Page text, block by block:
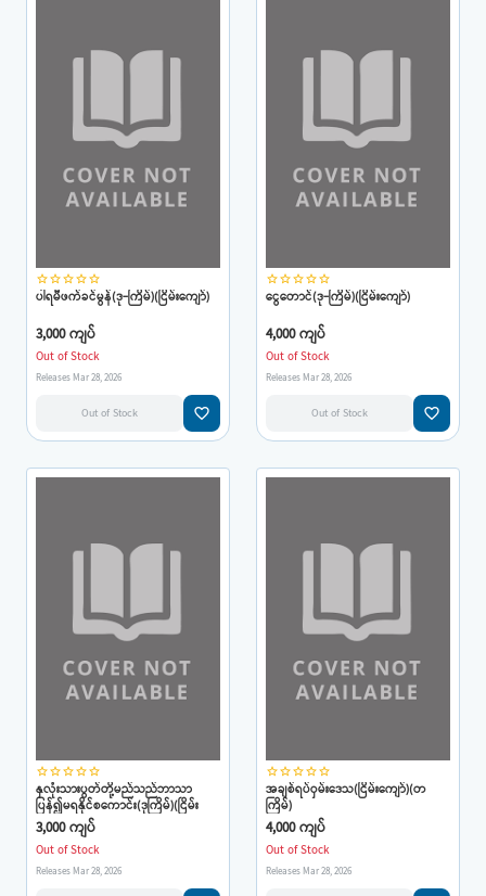
star_borderstar_borderstar_borderstar_borderstar_border
ပါရမီဖက်ခင်မွန်(ဒု-ကြိမ်)(ငြိမ်းကျော်)
3,000 ကျပ်
Out of Stock
Releases Mar 28, 2026
Out of Stock favorite_border
star_borderstar_borderstar_borderstar_borderstar_border
ငွေတောင်(ဒု-ကြိမ်)(ငြိမ်းကျော်)
4,000 ကျပ်
Out of Stock
Releases Mar 28, 2026
Out of Stock favorite_border
star_borderstar_borderstar_borderstar_borderstar_border
နှလုံးသားပွတ်တို့မည်သည်ဘာသာ
ပြန်၍မရနိုင်စကောင်း(ဒုကြိမ်)(ငြိမ်း
ကျော်)
3,000 ကျပ်
Out of Stock
Releases Mar 28, 2026
star_borderstar_borderstar_borderstar_borderstar_border
အချစ်ရပ်ဝှမ်းဒေသ(ငြိမ်းကျော်)(တ
ကြိမ်)
4,000 ကျပ်
Out of Stock
Releases Mar 28, 2026